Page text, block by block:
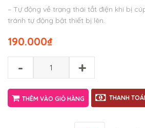
– Tự động về trạng thái tắt điện khi bị
tránh tự động bật thiết bị lên.
₫
190.000
- +
THÊM VÀO GIỎ HÀNG THANH